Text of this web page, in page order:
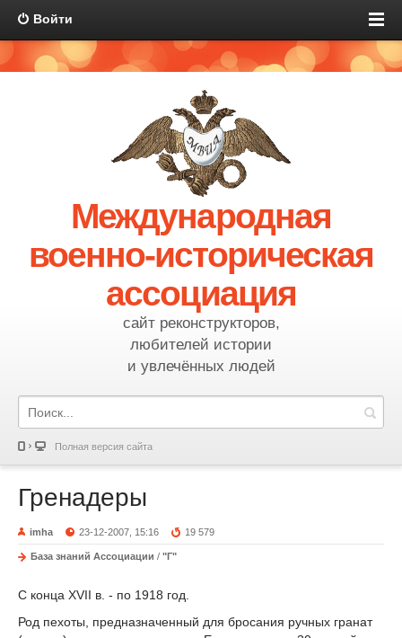
Войти
Международная
военно-историческая
ассоциация
сайт реконструкторов,
любителей истории
и увлечённых людей
Полная версия сайта
Гренадеры
imha 23-12-2007, 15:16 19 579
База знаний Ассоциации / "Г"
С конца XVII в. - по 1918 год.
Род пехоты, предназначенный для бросания ручных гранат